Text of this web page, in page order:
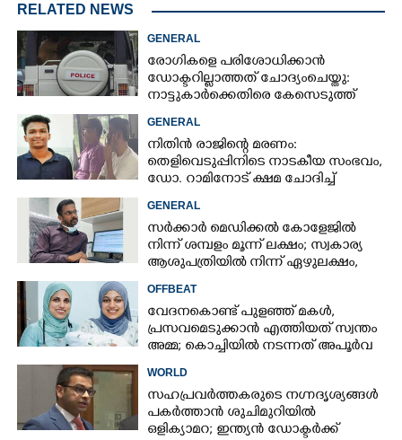
RELATED NEWS
GENERAL
രോഗികളെ പരിശോധിക്കാൻ
ഡോക്ടറില്ലാത്തത് ചോദ്യംചെയ്തു:
നാട്ടുകാർക്കെതിരെ കേസെടുത്ത്
GENERAL
നിതിൻ രാജിന്റെ മരണം:
തെളിവെടുപ്പിനിടെ നാടകീയ സംഭവം,
ഡോ. റാമിനോട് ക്ഷമ ചോദിച്ച്
GENERAL
സർക്കാർ മെഡിക്കൽ കോളേജിൽ
നിന്ന് ശമ്പളം മൂന്ന് ലക്ഷം; സ്വകാര്യ
ആശുപത്രിയിൽ നിന്ന് ഏഴുലക്ഷം,
OFFBEAT
വേദനകൊണ്ട് പുളഞ്ഞ് മകള്‍,
പ്രസവമെടുക്കാന്‍ എത്തിയത് സ്വന്തം
അമ്മ; കൊച്ചിയില്‍ നടന്നത് അപൂര്‍വ
WORLD
സഹപ്രവർത്തകരുടെ നഗ്നദൃശ്യങ്ങൾ
പകർത്താൻ ശുചിമുറിയിൽ
ഒളിക്യാമറ; ഇന്ത്യൻ ഡോക്ടർക്ക്